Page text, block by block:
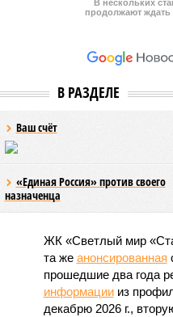
В нескольких
продолжают ждать
В РАЗДЕЛЕ
Ваш счёт
«Единая Россия» против своего
назначенца
ЖК «Светлый мир
та же анонсированная
прошедшие два года
информациииз
декабрю 2026 г.,